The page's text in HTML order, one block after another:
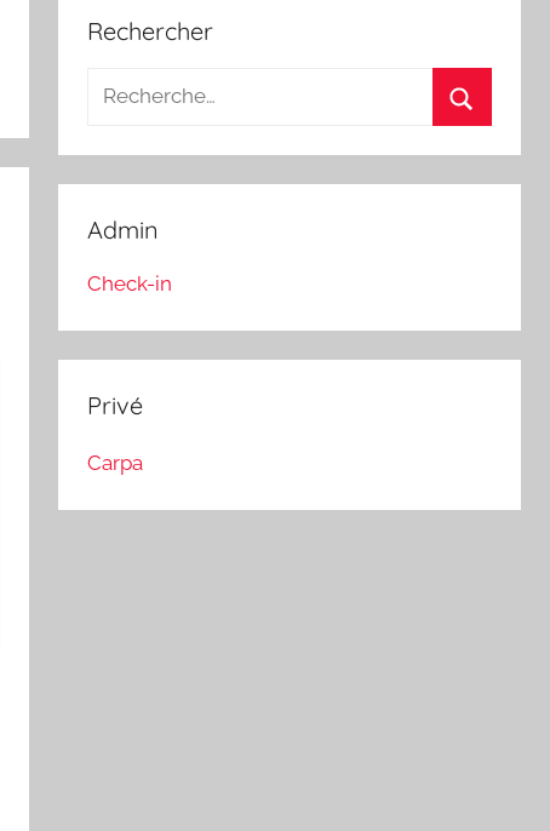
Rechercher
Recherche
:
Admin
Check-in
Privé
Carpa